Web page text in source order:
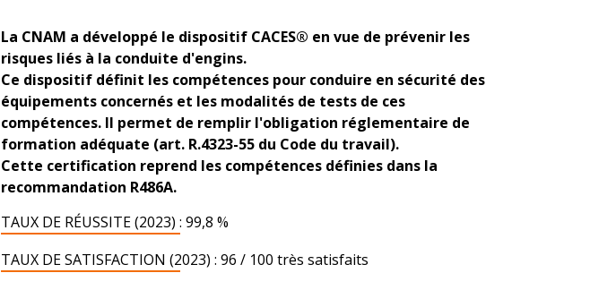
La CNAM a développé le dispositif CACES® en vue de prévenir les
risques liés à la conduite d'engins.
Ce dispositif définit les compétences pour conduire en sécurité des
équipements concernés et les modalités de tests de ces
compétences. Il permet de remplir l'obligation réglementaire de
formation adéquate (art. R.4323-55 du Code du travail).
Cette certification reprend les compétences définies dans la
recommandation R486A.
TAUX DE RÉUSSITE (2023) : 99,8 %
TAUX DE SATISFACTION (2023) : 96 / 100 très satisfaits